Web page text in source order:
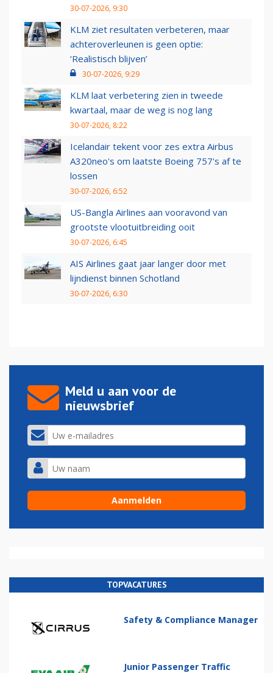
30-07-2026, 9:30
KLM ziet resultaten verbeteren, maar
achteroverleunen is geen optie:
‘Realistisch blijven’
30-07-2026, 9:29
KLM laat verbetering zien in tweede
kwartaal, maar de weg is nog lang
30-07-2026, 8:22
Icelandair tekent voor zes extra Airbus
A320neo's om laatste Boeing 757's af te
lossen
30-07-2026, 6:52
US-Bangla Airlines aan vooravond van
grootste vlootuitbreiding ooit
30-07-2026, 6:45
AIS Airlines gaat jaar langer door met
lijndienst binnen Schotland
30-07-2026, 6:30
Meld u aan voor de
nieuwsbrief
TOPVACATURES
Safety & Compliance Manager
Junior Passenger Traffic